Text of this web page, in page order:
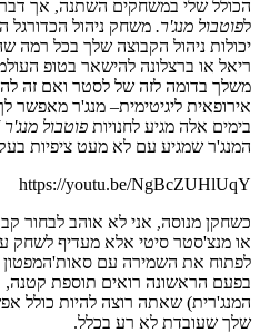
הכולל שלי במשחקים השתנה, אך
לפוטבול מנג'ר. משחק ניהול
יכולות ניהול הקבוצה שלך בכל רמה
ריאל או ברצלונה להישאר בטופ
משלך בדומה לזה של לסטר ואם זה
אירופאית ליגיטימית– מנג'ר מאפשר
בימים אלה מגיע לחנויות פוטבול מנג'ר 2017
המנג'ר שמגיע עם לא מעט ציפיות
https://youtu.be/NgBcZUHlUqY
כשחקן מנוסה, אני לא אוהב לבחור
או מנצ'סטר סיטי אלא מעדיף לשחק
לפתוח את השמירה עם
בפעם הראשונה רואים תוספת קטנה,
המנג'רית) שאתה רוצה להיות כולל
שלך שעובדת לא רע בכלל.